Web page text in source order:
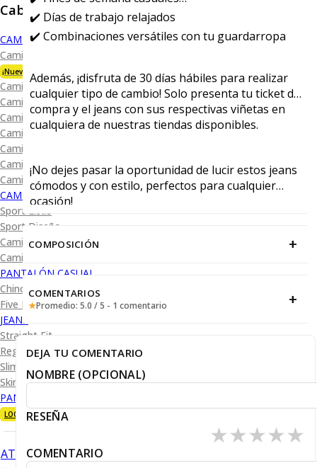
Caballero
CAMISAS
Camisa Premium Bambú
¡Nueva Colección!
Camisa Blanca
Camisa Performance
Camisa Piqué
Camisa Oxford
Camisa Lisa y Textura
Camisa Diseño
Camisa Cuadro y Raya
CAMISA SPORT
Sport Lisas
Sport Diseño
Camiseta Lisa
Camiseta Diseño
PANTALÓN CASUAL
Chino
Five Pocket
JEANS
Straight Fit
Regular Fit
Slim Fit
Skinny Fit
PANTALÓN DE VESTIR
LOOKS
ATRÁS
✔️ Días de trabajo relajados
✔️ Combinaciones versátiles con tu guardarropa
Además, ¡disfruta de 30 días hábiles para realizar
cualquier tipo de cambio! Solo presenta tu ticket de
compra y el jeans con sus respectivas viñetas en
cualquiera de nuestras tiendas disponibles.
¡No dejes pasar la oportunidad de lucir estos jeans
cómodos y con estilo, perfectos para cualquier
ocasión!
COMPOSICIÓN +
COMENTARIOS
★Promedio: 5.0 / 5 - 1 comentario +
DEJA TU COMENTARIO
NOMBRE (OPCIONAL)
RESEÑA
★
★
★
★
★
COMENTARIO